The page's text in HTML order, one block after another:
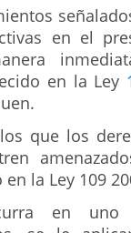
en el
en la Ley
que los
la Ley 109
en